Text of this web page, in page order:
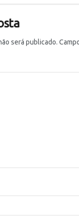
será publicado.